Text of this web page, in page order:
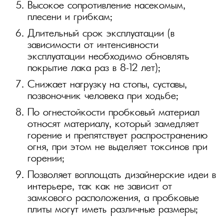
Высокое сопротивление насекомым,
плесени и грибкам;
Длительный срок эксплуатации (в
зависимости от интенсивности
эксплуатации необходимо обновлять
покрытие лака раз в 8–12 лет);
Снижает нагрузку на стопы, суставы,
позвоночник человека при ходьбе;
По огнестойкости пробковый материал
относят материалу, который замедляет
горение и препятствует распространению
огня, при этом не выделяет токсинов при
горении;
Позволяет воплощать дизайнерские идеи в
интерьере, так как не зависит от
замкового расположения, а пробковые
плиты могут иметь различные размеры;